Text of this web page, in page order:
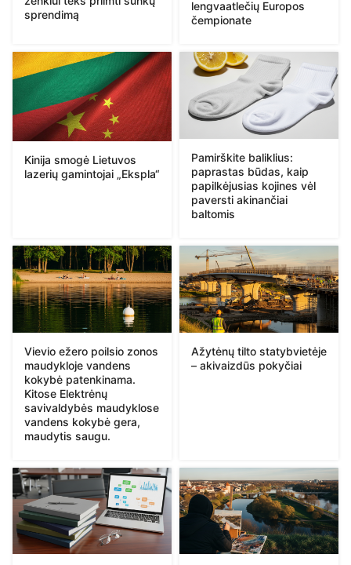
sprendimą
lengvaatlečių Europos
čempionate
Kinija smogė Lietuvos
lazerių gamintojai „Ekspla“
Pamirškite baliklius:
paprastas būdas, kaip
papilkėjusias kojines vėl
paversti akinančiai
baltomis
Vievio ežero poilsio zonos
maudykloje vandens
kokybė patenkinama.
Kitose Elektrėnų
savivaldybės maudyklose
vandens kokybė gera,
maudytis saugu.
Ažytėnų tilto statybvietėje
– akivaizdūs pokyčiai